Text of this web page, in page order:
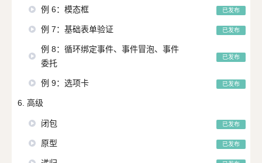
例 6：模态框 已发布
例 7：基础表单验证 已发布
例 8：循环绑定事件、事件冒泡、事件
委托
已发布
例 9：选项卡 已发布
6. 高级
闭包 已发布
原型 已发布